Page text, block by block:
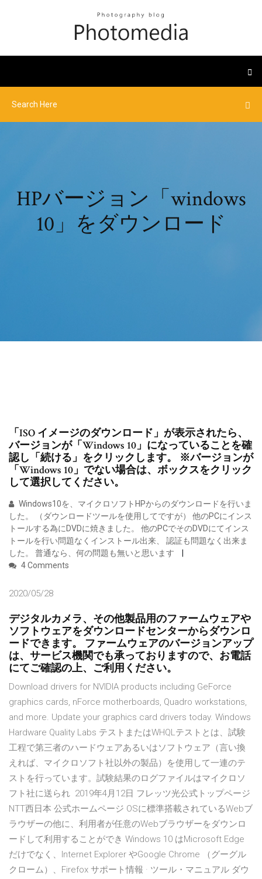
HPバージョン「windows
10」をダウンロード
「ISO イメージのダウンロード」が表示されたら、
バージョンが「Windows 10」になっていることを確
認し「続ける」をクリックします。 ※バージョンが
「Windows 10」でない場合は、ボックスをクリック
して選択してください。
Windows10を、マイクロソフトHPからのダウンロードを行いま
した。 （ダウンロードツールを使用してですが） 他のPCにインス
トールする為にDVDに焼きました。 他のPCでそのDVDにてインス
トールを行い問題なくインストール出来、 認証も問題なく出来ま
した。 普通なら、何の問題も無いと思います
4 Comments
2020/05/28
デジタルカメラ、その他製品用のファームウェアや
ソフトウェアをダウンロードセンターからダウンロ
ードできます。 ファームウェアのバージョンアップ
は、サービス機関でも承っておりますので、お電話
にてご確認の上、ご利用ください。
Download drivers for NVIDIA products including GeForce
graphics cards, nForce motherboards, Quadro workstations,
and more. Update your graphics card drivers today. Windows
Hardware Quality Labs テストまたはWHQLテストとは、試験
工程で第三者のハードウェアあるいはソフトウェア（言い換
えれば、マイクロソフト社以外の製品）を使用して一連のテ
ストを行っています。試験結果のログファイルはマイクロソ
フト社に送られ 2019年4月12日 フレッツ光公式トップページ
NTT西日本 公式ホームページ OSに標準搭載されているWebブ
ラウザーの他に、利用者が任意のWebブラウザーをダウンロ
ードして利用することができ Windows 10 はMicrosoft Edge
だけでなく、Internet Explorer やGoogle Chrome （グーグル
クローム）、Firefox サポート情報 · ツール・マニュアル ダウ